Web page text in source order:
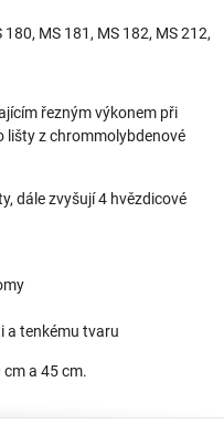
180, MS 181, MS 182, MS 212,
řezným výkonem při
lišty z chrommolybdenové
dále zvyšují 4 hvězdicové
a tenkému tvaru
cm a 45 cm.